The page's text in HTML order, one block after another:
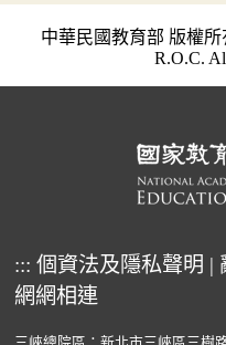
中華民國教育部 版權所
R.O.C.
::: 個資法及隱私聲明 |
網網相連